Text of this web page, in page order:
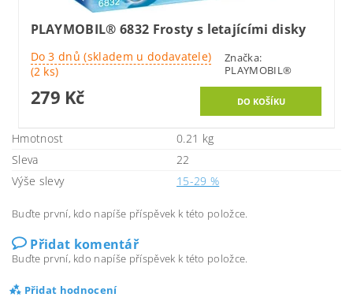
PLAYMOBIL® 6832 Frosty s letajícími disky
Do 3 dnů (skladem u dodavatele)
(2 ks)
Značka:
PLAYMOBIL®
279 Kč
Hmotnost
0.21 kg
Sleva
22
Výše slevy
15-29 %
Buďte první, kdo napíše příspěvek k této položce.
Přidat komentář
Buďte první, kdo napíše příspěvek k této položce.
Přidat hodnocení